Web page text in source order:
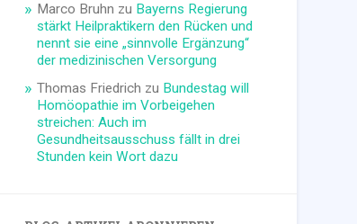
Marco Bruhn zu Bayerns Regierung
stärkt Heilpraktikern den Rücken und
nennt sie eine „sinnvolle Ergänzung“
der medizinischen Versorgung
Thomas Friedrich zu Bundestag will
Homöopathie im Vorbeigehen
streichen: Auch im
Gesundheitsausschuss fällt in drei
Stunden kein Wort dazu